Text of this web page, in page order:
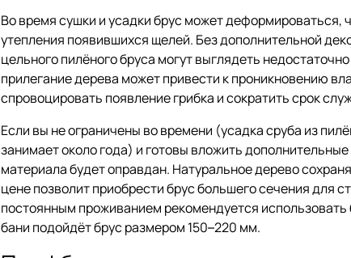
Во время сушки и усадки брус может деформироваться,
утепления появившихся щелей. Без дополнительной
цельного пилёного бруса могут выглядеть
прилегание дерева может привести к проникновению
спровоцировать появление грибка и сократить срок
Если вы не ограничены во времени (усадка сруба из
занимает около года) и готовы вложить
материала будет оправдан. Натуральное дерево
цене позволит приобрести брус большего сечения для
постоянным проживанием рекомендуется
бани подойдёт брус размером 150–220 мм.